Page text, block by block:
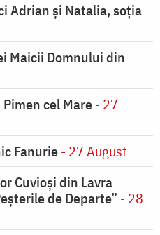
Adrian şi Natalia, soţia
Maicii Domnului din
cel Mare- 27
Fanurie- 27 August
Cuvioși din Lavra
de Departe” - 28